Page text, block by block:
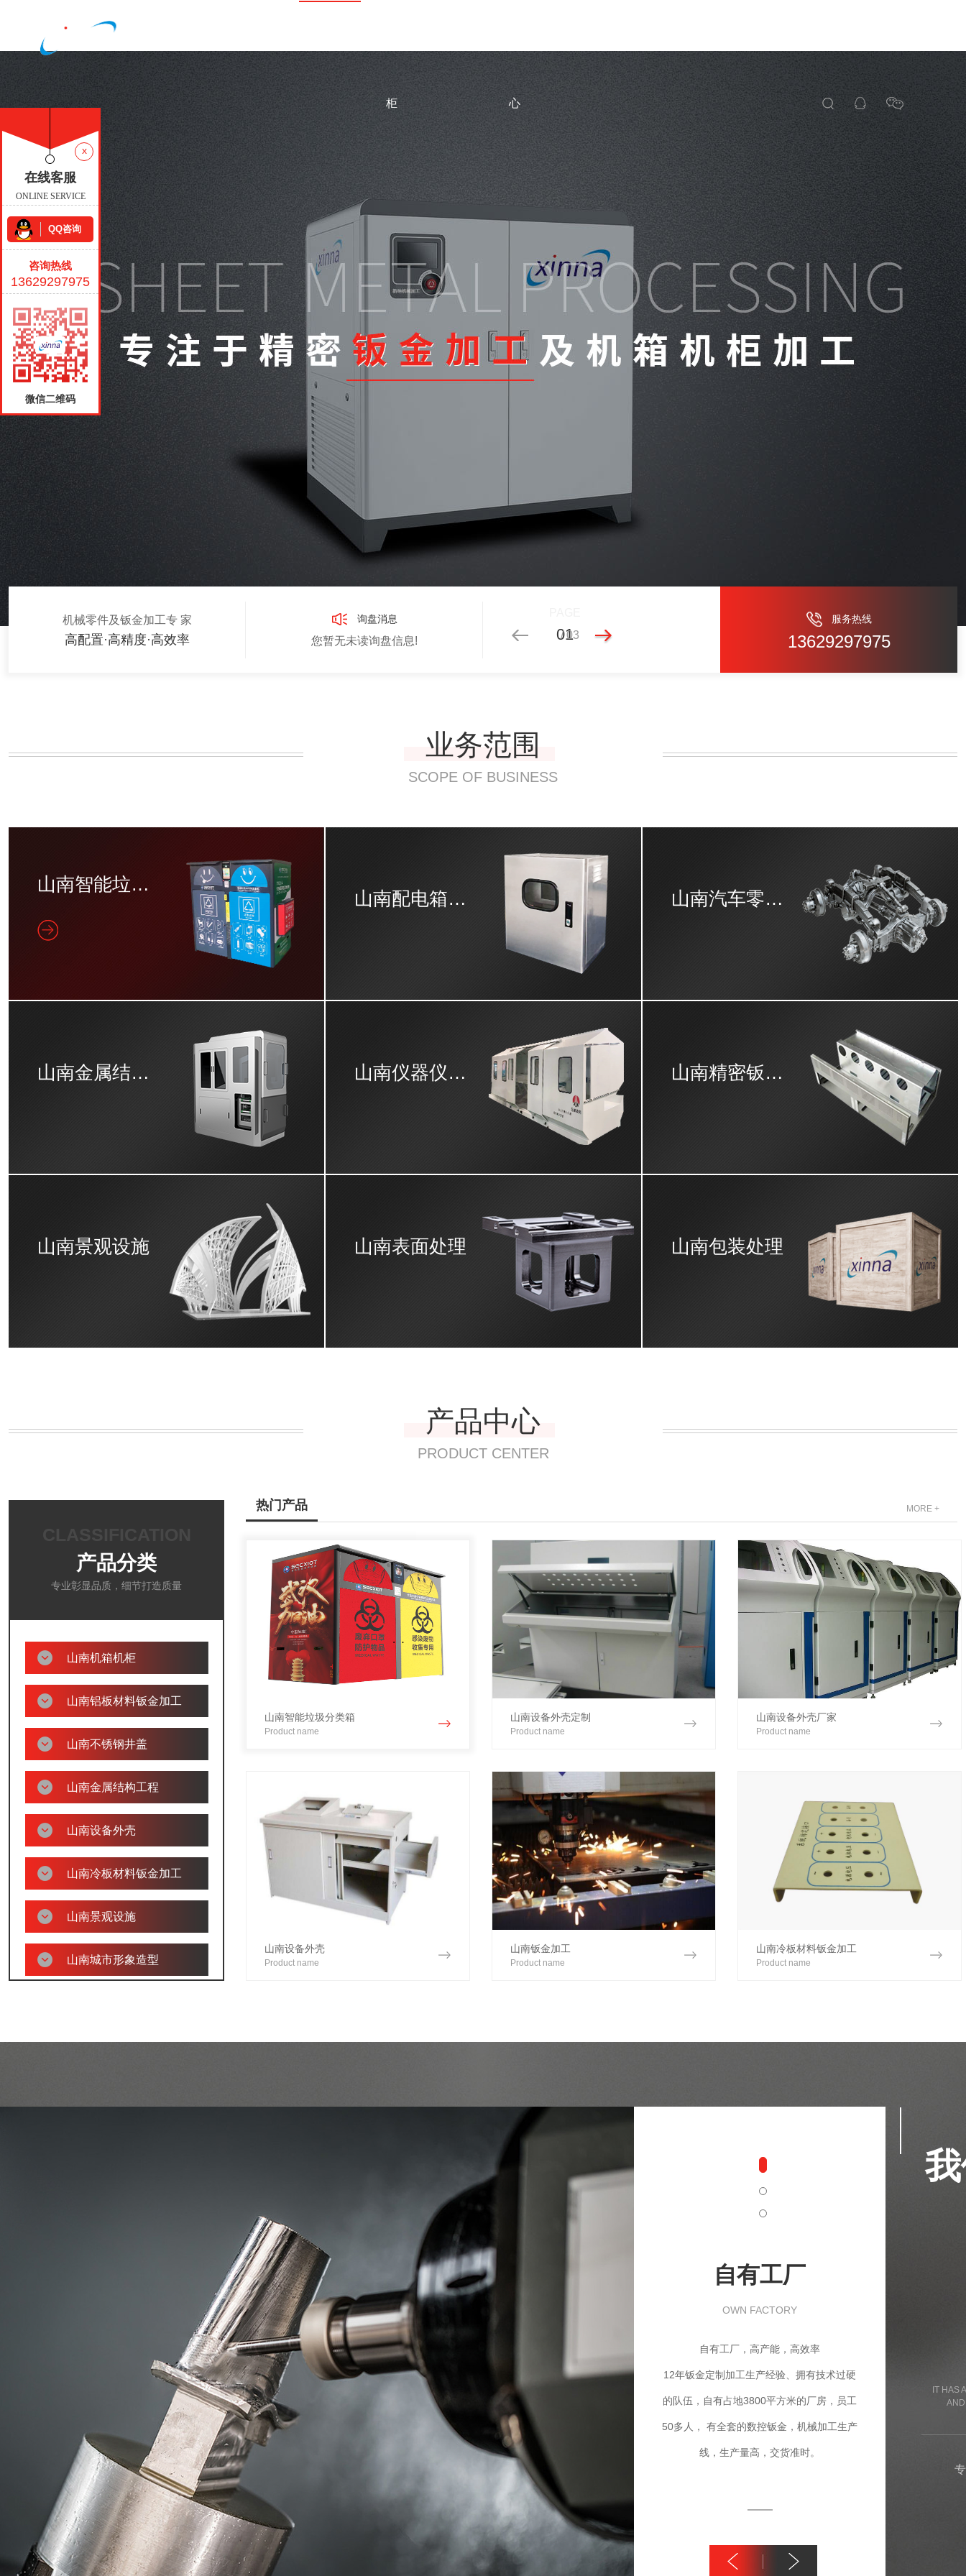
柜 心
01
02
/ 03
机械零件及钣金加工专 家
高配置·高精度·高效率
询盘消息
您暂无未读询盘信息!
服务热线
13629297975
业务范围
SCOPE OF BUSINESS
山南智能垃圾分类
山南配电箱配电柜 山南汽车零部件
山南金属结构加工 山南仪器仪表外壳 山南精密钣金加工
山南景观设施 山南表面处理 山南包装处理
产品中心
PRODUCT CENTER
产品分类
专业彰显品质，细节打造质量
山南机箱机柜
山南铝板材料钣金加工
山南不锈钢井盖
山南金属结构工程
山南设备外壳
山南冷板材料钣金加工
山南景观设施
山南城市形象造型
山南不锈钢材料钣金加工
热门产品 MORE +
山南智能垃圾分类箱
Product name
山南设备外壳定制
Product name
山南设备外壳厂家
Product name
山南设备外壳
Product name
山南钣金加工
Product name
山南冷板材料钣金加工
Product name
自有工厂
OWN FACTORY
自有工厂，高产能，高效率
12年钣金定制加工生产经验、拥有技术过硬
的队伍，自有占地3800平方米的厂房，员工
50多人， 有全套的数控钣金，机械加工生产
线，生产量高，交货准时。
技术优势
TECHNICAL ADVANTAGES
我们一直本着产品不断创新的态度来迎接市场
的挑战与客户的需求，始终遵循“信誉至上，
以质量求生存”的原则，从而能在同行中脱颖
而出。同时也使我厂的业绩遍及西南地区，赢
得了很好的口碑。
IT HAS
x
在线客服
ONLINE SERVICE
QQ咨询
咨询热线
13629297975
微信二维码
x
在线客服
ONLINE SERVICE
QQ咨询
咨询热线
13629297975
微信二维码